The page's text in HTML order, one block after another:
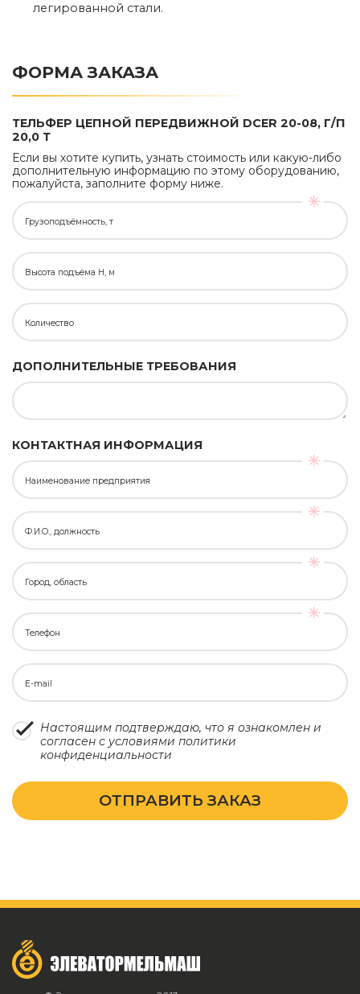
легированной стали.
ФОРМА ЗАКАЗА
ТЕЛЬФЕР ЦЕПНОЙ ПЕРЕДВИЖНОЙ DCER 20-08, Г/П
20,0 Т
Если вы хотите купить, узнать стоимость или какую-либо
дополнительную информацию по этому оборудованию,
пожалуйста, заполните форму ниже.
Грузоподъёмность, т
Высота подъёма H, м
Количество
ДОПОЛНИТЕЛЬНЫЕ ТРЕБОВАНИЯ
КОНТАКТНАЯ ИНФОРМАЦИЯ
Наименование предприятия
Ф.И.О., должность
Город, область
Телефон
E-mail
Настоящим подтверждаю, что я ознакомлен и
согласен с условиями политики
конфиденциальности
ОТПРАВИТЬ ЗАКАЗ